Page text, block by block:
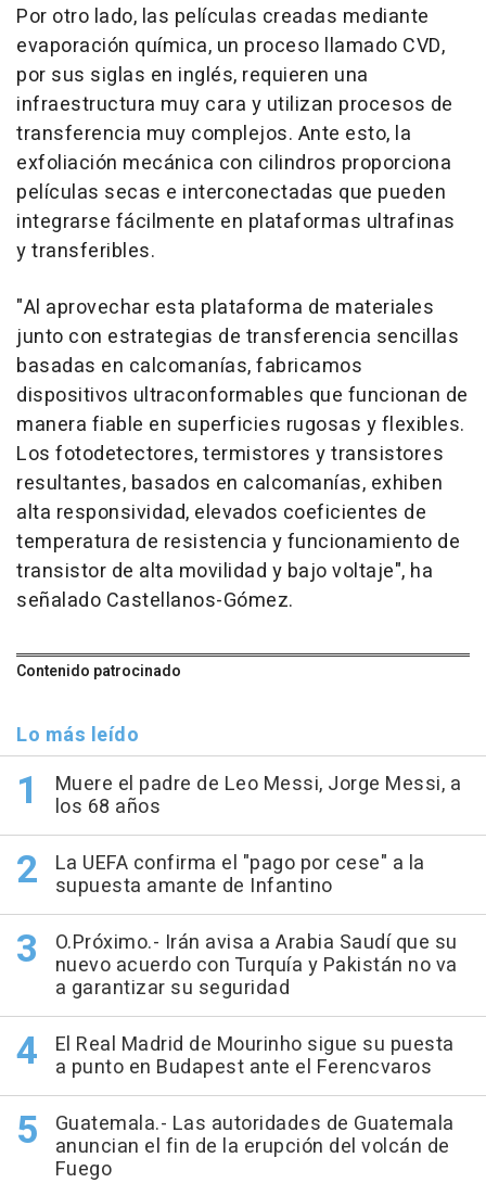
Por otro lado, las películas creadas mediante
evaporación química, un proceso llamado CVD,
por sus siglas en inglés, requieren una
infraestructura muy cara y utilizan procesos de
transferencia muy complejos. Ante esto, la
exfoliación mecánica con cilindros proporciona
películas secas e interconectadas que pueden
integrarse fácilmente en plataformas ultrafinas
y transferibles.
"Al aprovechar esta plataforma de materiales
junto con estrategias de transferencia sencillas
basadas en calcomanías, fabricamos
dispositivos ultraconformables que funcionan de
manera fiable en superficies rugosas y flexibles.
Los fotodetectores, termistores y transistores
resultantes, basados en calcomanías, exhiben
alta responsividad, elevados coeficientes de
temperatura de resistencia y funcionamiento de
transistor de alta movilidad y bajo voltaje", ha
señalado Castellanos-Gómez.
Contenido patrocinado
Lo más leído
Muere el padre de Leo Messi, Jorge Messi, a
los 68 años
La UEFA confirma el "pago por cese" a la
supuesta amante de Infantino
O.Próximo.- Irán avisa a Arabia Saudí que su
nuevo acuerdo con Turquía y Pakistán no va
a garantizar su seguridad
El Real Madrid de Mourinho sigue su puesta
a punto en Budapest ante el Ferencvaros
Guatemala.- Las autoridades de Guatemala
anuncian el fin de la erupción del volcán de
Fuego